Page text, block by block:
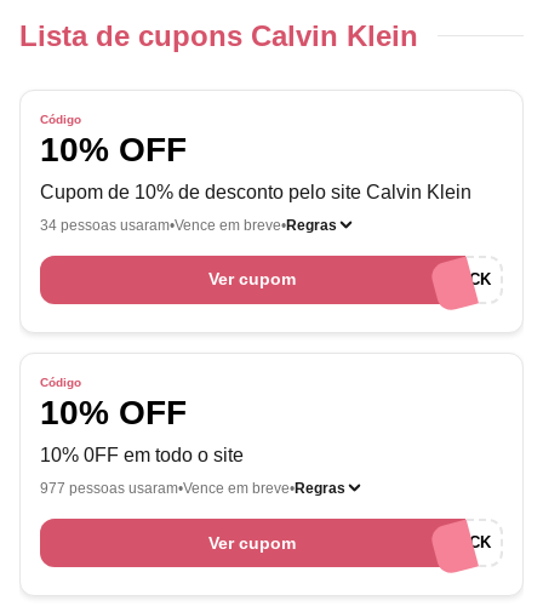
Lista de cupons Calvin Klein
Código
10% OFF
Cupom de 10% de desconto pelo site Calvin Klein
34 pessoas usaram Vence em breve Regras
Ver cupom WELCOMECK
Código
10% OFF
10% 0FF em todo o site
977 pessoas usaram Vence em breve Regras
Ver cupom OPTIMISECK